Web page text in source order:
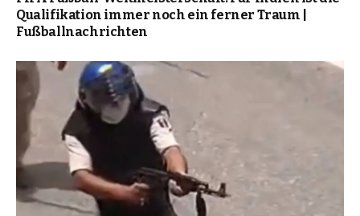
Qualifikation immer noch ein ferner Traum |
Fußballnachrichten